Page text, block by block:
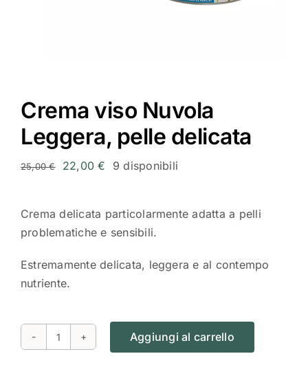
Crema viso Nuvola
Leggera, pelle delicata
25,00€
Il
era:
25,00 €.
22,00€
è:
22,00 €.
9 disponibili
Crema delicata particolarmente adatta a pelli
problematiche e sensibili.
Estremamente delicata, leggera e al contempo
nutriente.
Crema
Aggiungi al carrello